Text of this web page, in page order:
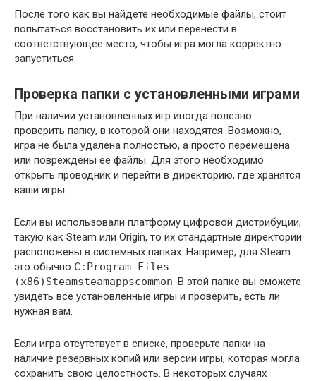
После того как вы найдете необходимые файлы, стоит
попытаться восстановить их или перенести в
соответствующее место, чтобы игра могла корректно
запуститься.
Проверка папки с установленными играми
При наличии установленных игр иногда полезно
проверить папку, в которой они находятся. Возможно,
игра не была удалена полностью, а просто перемещена
или повреждены ее файлы. Для этого необходимо
открыть проводник и перейти в директорию, где хранятся
ваши игры.
Если вы использовали платформу цифровой дистрибуции,
такую как Steam или Origin, то их стандартные директории
расположены в системных папках. Например, для Steam
это обычно C:Program Files
(x86)Steamsteamappscommon. В этой папке вы сможете
увидеть все установленные игры и проверить, есть ли
нужная вам.
Если игра отсутствует в списке, проверьте папки на
наличие резервных копий или версии игры, которая могла
сохранить свою целостность. В некоторых случаях